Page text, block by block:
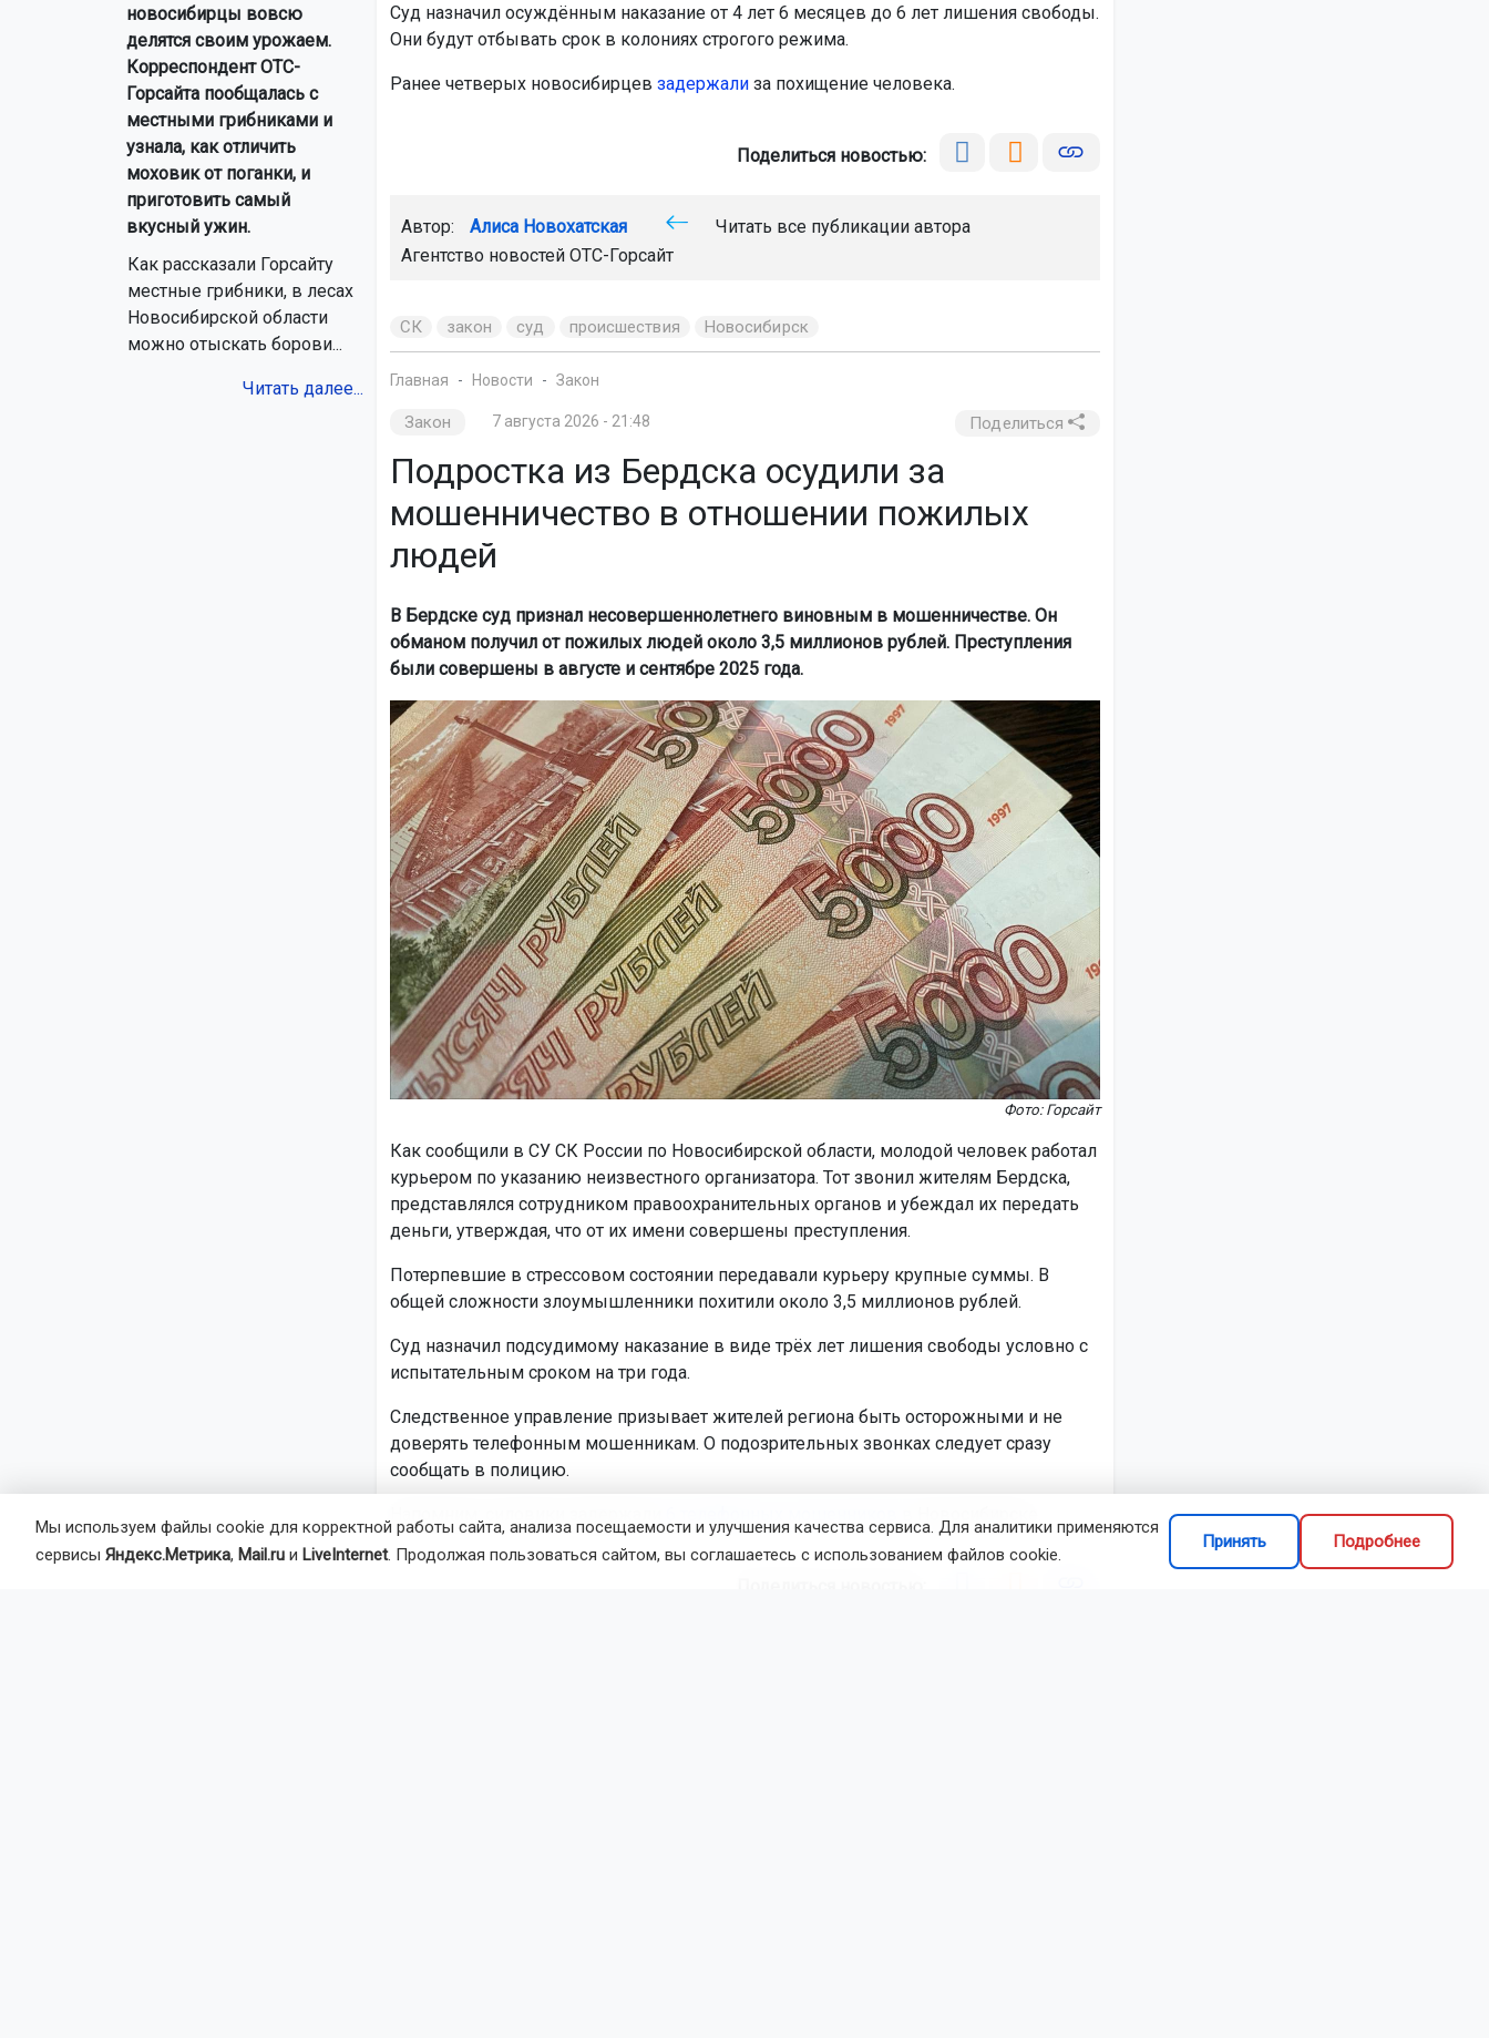
новосибирцы вовсю
делятся своим урожаем.
Корреспондент ОТС-
Горсайта пообщалась с
местными грибниками и
узнала, как отличить
моховик от поганки, и
приготовить самый
вкусный ужин.
Как рассказали Горсайту
местные грибники, в лесах
Новосибирской области
можно отыскать борови...
Читать далее...
Суд назначил осуждённым наказание от 4 лет 6 месяцев до 6 лет лишения свободы.
Они будут отбывать срок в колониях строгого режима.
Ранее четверых новосибирцев задержализа похищение человека.
Поделиться новостью:
Автор: Алиса Новохатская
Читать все публикации автора
Агентство новостей ОТС-Горсайт
СК закон суд происшествия Новосибирск
Главная Новости Закон
Закон 7 августа 2026 - 21:48 Поделиться
Подростка из Бердска осудили за
мошенничество в отношении пожилых
людей
В Бердске суд признал несовершеннолетнего виновным в мошенничестве. Он
обманом получил от пожилых людей около 3,5 миллионов рублей. Преступления
были совершены в августе и сентябре 2025 года.
Фото: Горсайт
Как сообщили в СУ СК России по Новосибирской области, молодой человек работал
курьером по указанию неизвестного организатора. Тот звонил жителям Бердска,
представлялся сотрудником правоохранительных органов и убеждал их передать
деньги, утверждая, что от их имени совершены преступления.
Потерпевшие в стрессовом состоянии передавали курьеру крупные суммы. В
общей сложности злоумышленники похитили около 3,5 миллионов рублей.
Суд назначил подсудимому наказание в виде трёх лет лишения свободы условно с
испытательным сроком на три года.
Следственное управление призывает жителей региона быть осторожными и не
доверять телефонным мошенникам. О подозрительных звонках следует сразу
сообщать в полицию.
Напомним: силовики задержали
Мы используем файлы cookie для корректной работы сайта, анализа посещаемости и улучшения качества сервиса. Для аналитики применяются
сервисы Яндекс.Метрика, Mail.ru и LiveInternet. Продолжая пользоваться сайтом, вы соглашаетесь с использованием файлов cookie.
Принять Подробнее